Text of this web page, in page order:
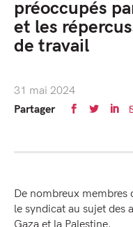
préoccupés
et les
de travail
31 mai 2024
Partager
De nombreux membres
le syndicat au sujet des